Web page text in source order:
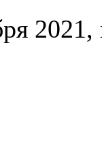
2021,